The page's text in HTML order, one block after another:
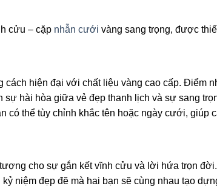
cửu – cặp nhẫn cưới vàng sang trọng, được
cách hiện đại với chất liệu vàng cao cấp. Điểm
sự hài hòa giữa vẻ đẹp thanh lịch và sự sang
có thể tùy chỉnh khắc tên hoặc ngày cưới, giúp
cho sự gắn kết vĩnh cửu và lời hứa trọn
niệm đẹp đẽ mà hai bạn sẽ cùng nhau tạo